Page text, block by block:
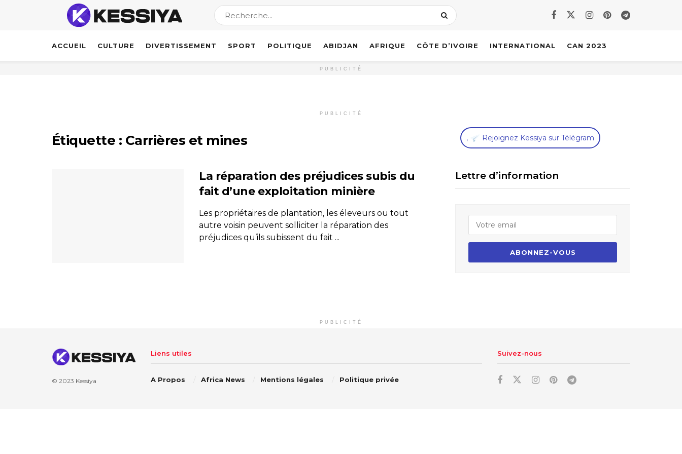
ACCUEIL CULTURE DIVERTISSEMENT SPORT POLITIQUE ABIDJAN AFRIQUE CÔTE D’IVOIRE INTERNATIONAL CAN 2023
PUBLICITÉ
PUBLICITÉ
Étiquette : Carrières et mines
La réparation des préjudices subis du
fait d’une exploitation minière
Les propriétaires de plantation, les éleveurs ou tout
autre voisin peuvent solliciter la réparation des
préjudices qu’ils subissent du fait ...
, Rejoignez Kessiya sur Télégram
Lettre d’information
PUBLICITÉ
© 2023 Kessiya
Liens utiles
A Propos Africa News Mentions légales Politique privée
Suivez-nous